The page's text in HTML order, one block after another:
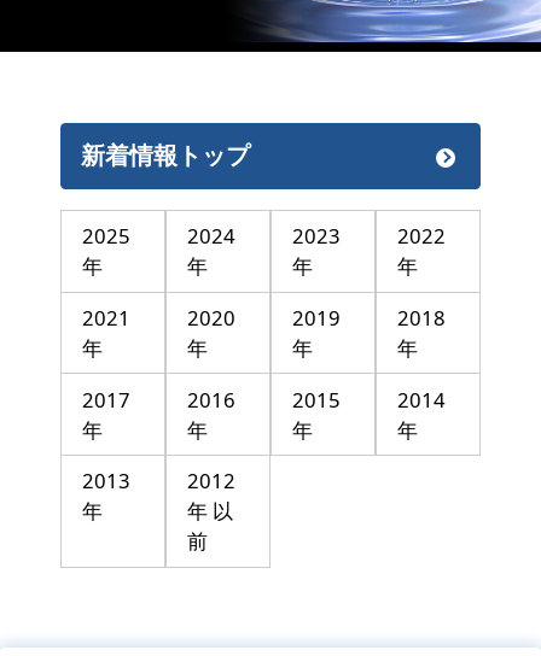
新着情報トップ
2025
年
2024
年
2023
年
2022
年
2021
年
2020
年
2019
年
2018
年
2017
年
2016
年
2015
年
2014
年
2013
年
2012
年 以
前